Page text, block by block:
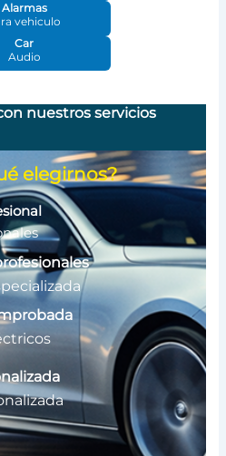
Alarmas
vehiculo
Car
Audio
nuestros servicios
elegirnos?